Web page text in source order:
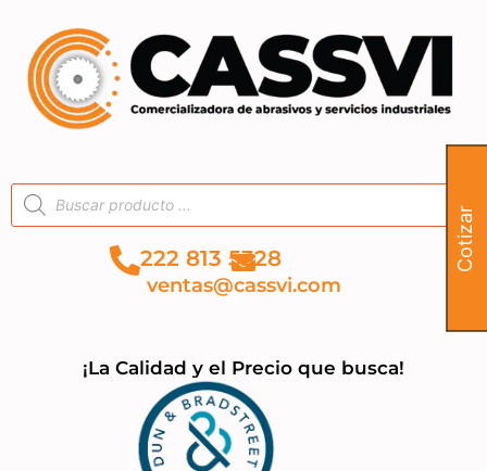
222 813 5328
¡La Calidad y el Precio que busca!
ventas@cassvi.com
Cotizar